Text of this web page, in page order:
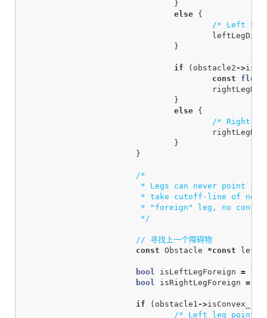
}
else {
/* Left
}
if ( obstacle2 ->
const
float
}
else {
/* Right
}
}
/*
			 */
// 寻找上一个障碍物
const Obstacle *const
bool isLeftLegForeign =
bool
isRightLegForeign =
if ( obstacle1 ->isConvex_
/* Left leg points